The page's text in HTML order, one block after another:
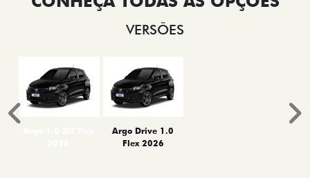
VERSÕES
Argo Drive 1.0
Flex 2026
Anterior